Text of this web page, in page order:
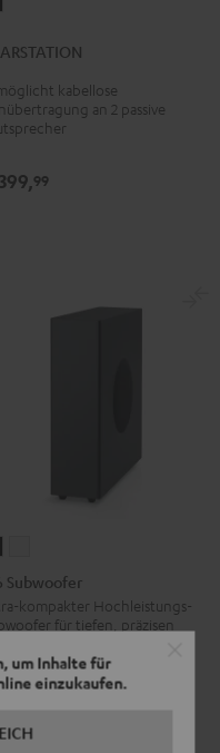
um Inhalte für
einzukaufen.
kabellose
an 2 passive
99
6
Subwoofer
Schwarz
Subwoofer
Weiß
Subwoofer
kompakter Hochleistungs-
für tiefen, präzisen
99